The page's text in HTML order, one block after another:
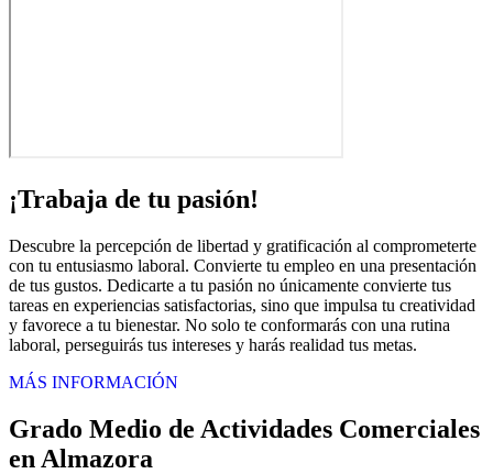
¡Trabaja de tu pasión!
Descubre la percepción de libertad y gratificación al comprometerte
con tu entusiasmo laboral. Convierte tu empleo en una presentación
de tus gustos. Dedicarte a tu pasión no únicamente convierte tus
tareas en experiencias satisfactorias, sino que impulsa tu creatividad
y favorece a tu bienestar. No solo te conformarás con una rutina
laboral, perseguirás tus intereses y harás realidad tus metas.
MÁS INFORMACIÓN
Grado Medio de Actividades Comerciales
en Almazora